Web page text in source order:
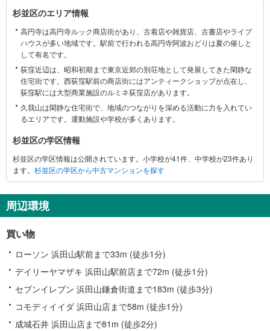
杉
並
区
に
す
報
杉並区のエリア情報
高円寺は高円寺ルック商店街があり、古着店や雑貨店、古書店やライブ
ハウスが多い地域です。駅前で行われる高円寺阿波おどりは夏の催しと
して有名です。
荻窪近辺は、昭和初期まで東京近郊の別荘地として発展してきた閑静な
住宅街です。西荻窪駅前の商店街にはアンティークショップが点在し、
荻窪駅には大型商業施設のルミネ荻窪店があります。
久我山は閑静な住宅街で、地域のつながりを深める活動に力を入れてい
るエリアです。運動施設や学校が多くあります。
杉並区の学区情報
杉並区の学区情報は公開されています。小学校が41件、中学校が23件あり
ます。 杉並区の学区から中古マンションを探す
周辺環境
買い物
ローソン 浜田山駅前まで33m (徒歩1分)
デイリーヤマザキ 浜田山駅前店まで72m (徒歩1分)
セブンイレブン 浜田山鎌倉街道まで183m (徒歩3分)
コモディイイダ 浜田山店まで58m (徒歩1分)
成城石井 浜田山店まで81m (徒歩2分)